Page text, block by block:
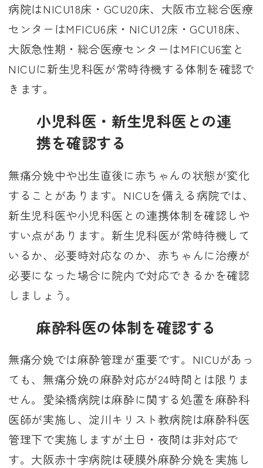
病院はNICU18床・GCU20床、大阪市立総合医療
センターはMFICU6床・NICU12床・GCU18床、
大阪急性期・総合医療センターはMFICU6室と
NICUに新生児科医が常時待機する体制を確認で
きます。
小児科医・新生児科医との連
携を確認する
無痛分娩中や出生直後に赤ちゃんの状態が変化
することがあります。NICUを備える病院では、
新生児科医や小児科医との連携体制を確認しや
すい点があります。新生児科医が常時待機して
いるか、必要時対応なのか、赤ちゃんに治療が
必要になった場合に院内で対応できるかを確認
しましょう。
麻酔科医の体制を確認する
無痛分娩では麻酔管理が重要です。NICUがあっ
ても、無痛分娩の麻酔対応が24時間とは限りま
せん。愛染橋病院は麻酔に関する処置を麻酔科
医師が実施し、淀川キリスト教病院は麻酔科医
管理下で実施しますが土日・夜間は非対応で
す。大阪赤十字病院は硬膜外麻酔分娩を実施し